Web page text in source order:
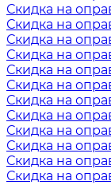
Скидка на
Скидка на
Скидка на
Скидка на
Скидка на
Скидка на
Скидка на
Скидка на
Скидка на
Скидка на
Скидка на
Скидка на